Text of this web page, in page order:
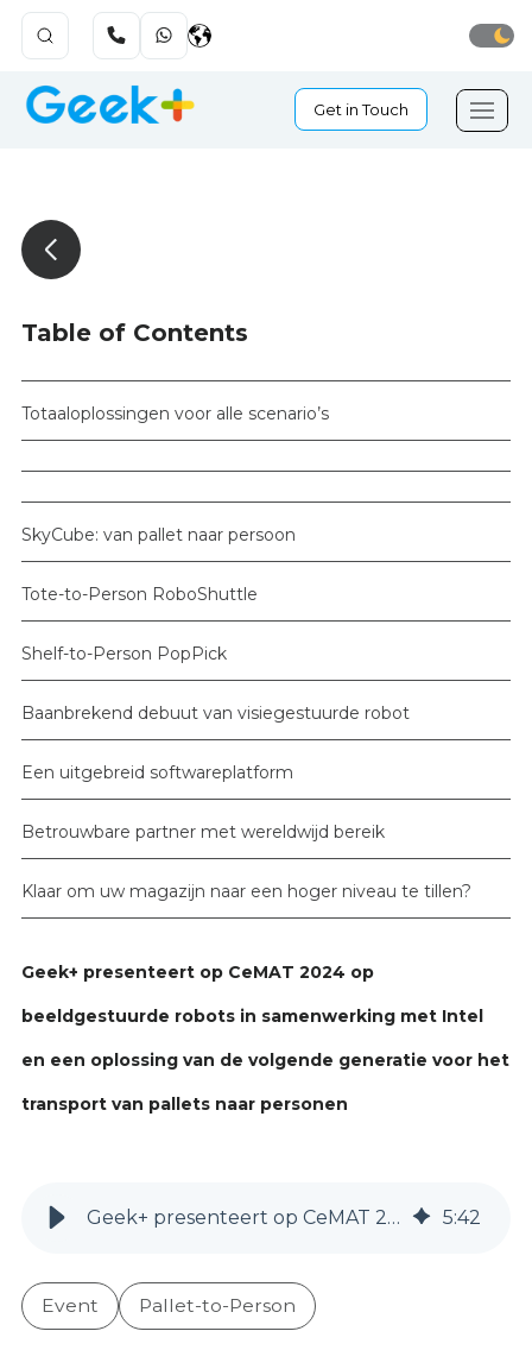
Get in Touch
Table of Contents
Totaaloplossingen voor alle scenario’s
SkyCube: van pallet naar persoon
Tote-to-Person RoboShuttle
Shelf-to-Person PopPick
Baanbrekend debuut van visiegestuurde robot
Een uitgebreid softwareplatform
Betrouwbare partner met wereldwijd bereik
Klaar om uw magazijn naar een hoger niveau te tillen?
Geek+ presenteert op CeMAT 2024 op
beeldgestuurde robots in samenwerking met Intel
en een oplossing van de volgende generatie voor het
transport van pallets naar personen
Geek+ presenteert op CeMAT 2024 op beeldgestuurde robots in samenwerking met Intel en een oplossing van de volgende generatie voor het transport van pallets naar personen 5:42
Event Pallet-to-Person